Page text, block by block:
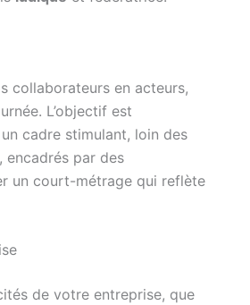
collaborateurs en acteurs,
L’objectif est
cadre stimulant, loin des
encadrés par des
un court-métrage qui reflète
de votre entreprise, que